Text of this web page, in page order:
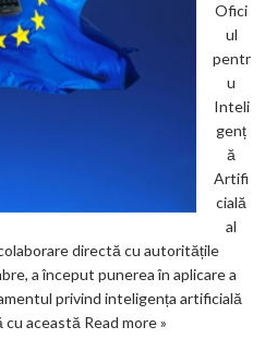
Ofici
ul
pentr
u
Inteli
genț
ă
Artifi
cială
al
directă cu autoritățile
a început punerea în aplicare a
privind inteligența artificială
cu această Read more »